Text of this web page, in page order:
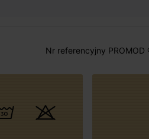
Nr referencyjny